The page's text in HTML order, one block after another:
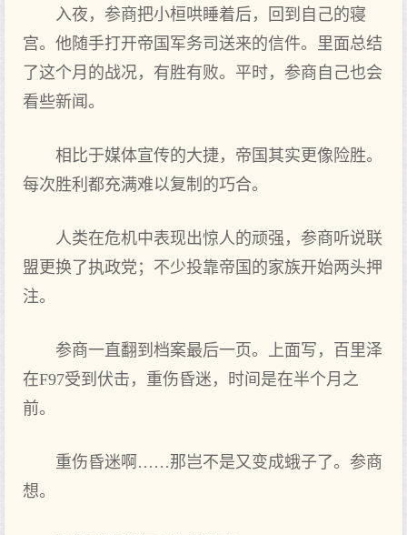
入夜，参商把小桓哄睡着后，回到自己的寝
宫。他随手打开帝国军务司送来的信件。里面总结
了这个月的战况，有胜有败。平时，参商自己也会
看些新闻。
相比于媒体宣传的大捷，帝国其实更像险胜。
每次胜利都充满难以复制的巧合。
人类在危机中表现出惊人的顽强，参商听说联
盟更换了执政党；不少投靠帝国的家族开始两头押
注。
参商一直翻到档案最后一页。上面写，百里泽
在F97受到伏击，重伤昏迷，时间是在半个月之
前。
重伤昏迷啊……那岂不是又变成蛾子了。参商
想。